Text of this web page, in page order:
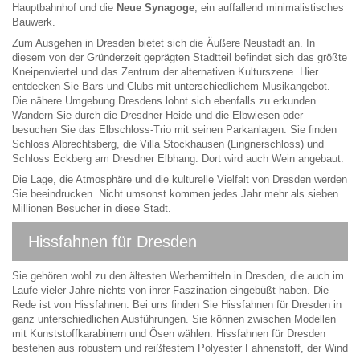
Hauptbahnhof und die Neue Synagoge , ein auffallend minimalistisches
Bauwerk.
Zum Ausgehen in Dresden bietet sich die Äußere Neustadt an. In
diesem von der Gründerzeit geprägten Stadtteil befindet sich das größte
Kneipenviertel und das Zentrum der alternativen Kulturszene. Hier
entdecken Sie Bars und Clubs mit unterschiedlichem Musikangebot.
Die nähere Umgebung Dresdens lohnt sich ebenfalls zu erkunden.
Wandern Sie durch die Dresdner Heide und die Elbwiesen oder
besuchen Sie das Elbschloss-Trio mit seinen Parkanlagen. Sie finden
Schloss Albrechtsberg, die Villa Stockhausen (Lingnerschloss) und
Schloss Eckberg am Dresdner Elbhang. Dort wird auch Wein angebaut.
Die Lage, die Atmosphäre und die kulturelle Vielfalt von Dresden werden
Sie beeindrucken. Nicht umsonst kommen jedes Jahr mehr als sieben
Millionen Besucher in diese Stadt.
Hissfahnen für Dresden
Sie gehören wohl zu den ältesten Werbemitteln in Dresden, die auch im
Laufe vieler Jahre nichts von ihrer Faszination eingebüßt haben. Die
Rede ist von Hissfahnen. Bei uns finden Sie Hissfahnen für Dresden in
ganz unterschiedlichen Ausführungen. Sie können zwischen Modellen
mit Kunststoffkarabinern und Ösen wählen. Hissfahnen für Dresden
bestehen aus robustem und reißfestem Polyester Fahnenstoff, der Wind